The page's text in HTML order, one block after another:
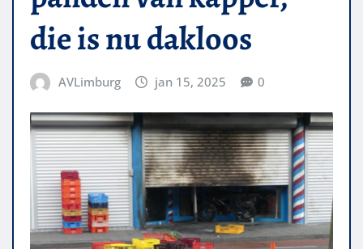
die is nu dakloos
AVLimburg jan 15, 2025 0